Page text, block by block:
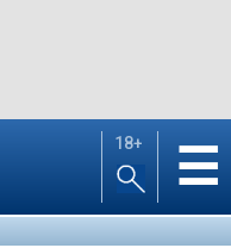
18+ ☰